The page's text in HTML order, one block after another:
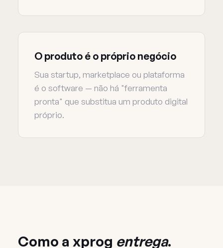
O produto é o próprio negócio
Sua startup, marketplace ou plataforma
é o software — não há "ferramenta
pronta" que substitua um produto digital
próprio.
Como a xprog entrega.